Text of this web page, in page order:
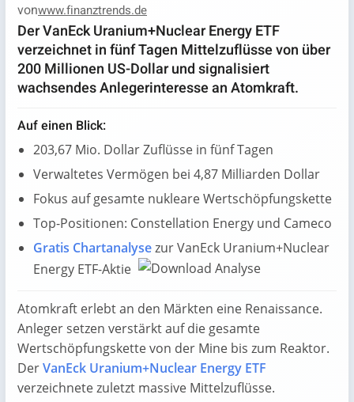
vonwww.finanztrends.de
Der VanEck Uranium+Nuclear Energy ETF
verzeichnet in fünf Tagen Mittelzuflüsse von über
200 Millionen US-Dollar und signalisiert
wachsendes Anlegerinteresse an Atomkraft.
Auf einen Blick:
203,67 Mio. Dollar Zuflüsse in fünf Tagen
Verwaltetes Vermögen bei 4,87 Milliarden Dollar
Fokus auf gesamte nukleare Wertschöpfungskette
Top-Positionen: Constellation Energy und Cameco
Gratis Chartanalysezur VanEck Uranium+Nuclear
Energy ETF-Aktie
Atomkraft erlebt an den Märkten eine Renaissance.
Anleger setzen verstärkt auf die gesamte
Wertschöpfungskette von der Mine bis zum Reaktor.
DerVanEck Uranium+Nuclear Energy ETF
verzeichnete zuletzt massive Mittelzuflüsse.